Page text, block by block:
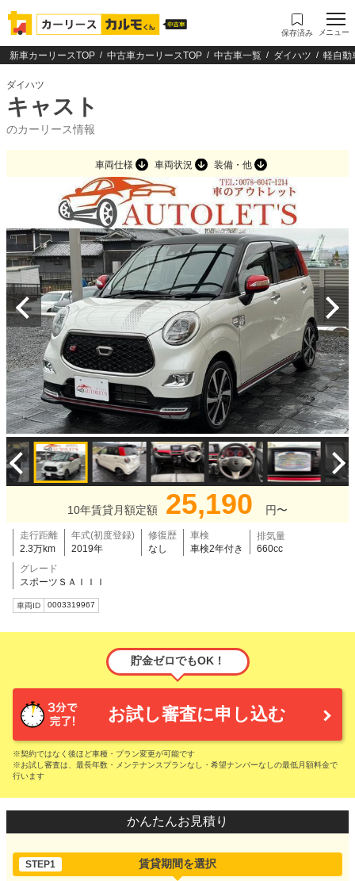
保存済み メニュー
新車カーリースTOP 中古車カーリースTOP 中古車一覧 ダイハツ 軽自動
ダイハツ
キャスト
のカーリース情報
車両仕様 車両状況 装備・他
10年賃貸月額定額 25,190 円〜
走行距離
2.3万km
年式(初度登録)
2019年
修復歴
なし
車検
車検2年付き
排気量
660cc
グレード
スポーツＳＡＩＩＩ
車両ID 0003319967
貯金ゼロでもOK！
お試し審査に申し込む
※契約ではなく後ほど車種・プラン変更が可能です
※お試し審査は、最長年数・メンテナンスプランなし・希望ナンバーなしの最低月額料金で
行います
かんたんお見積り
STEP1 賃貸期間を選択